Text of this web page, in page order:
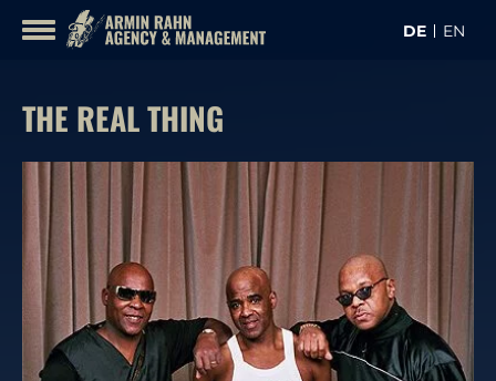
überspringen
DE EN
THE REAL THING